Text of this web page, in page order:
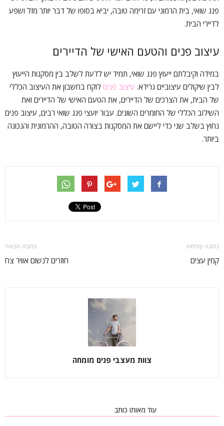
פנג שואי, בית הרמוני עם זרימה טובה, יביא בסופו של דבר יותר מזל ושפע
לדיירי הבית.
עיצוב פנים והטעם האישי של הדיירים
במידה וקיבלתם ייעוץ פנג שואי, תמיד יש לדעת לשלב בין מסקנות הייעוץ
לבין שיקולים עיצוביים גרידא. עיצוב פנים לוקח בחשבון את העיצוב הכללי
של הבית, את הצרכים של הדיירים, את הטעם האישי של הדיירים ואת
השילוב הכללי של החומרים השונים. עבור יועצי פנג שואי רבים, עיצוב פנים
נחוץ בשלב שני כדי ליישם את המסקנות בצורה הטובה, ההרמונית והנכונה
ביותר.
כתבה קודמת
קמין עצים
כתבה הבאה
חוזרים לנשום אוויר צח
צוות מעצבי פנים מומחה
עוד מאותו כותב